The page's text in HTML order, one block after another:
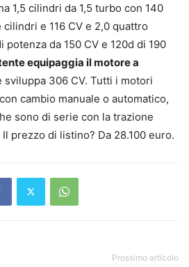
1,5 cilindri da 1,5 turbo con 140
e 116 CV e 2,0 quattro
da 150 CV e 120d di 190
equipaggia il motore a
sviluppa 306 CV. Tutti i motori
cambio manuale o automatico,
sono di serie con la trazione
prezzo di listino? Da 28.100 euro.
Prossimo articolo